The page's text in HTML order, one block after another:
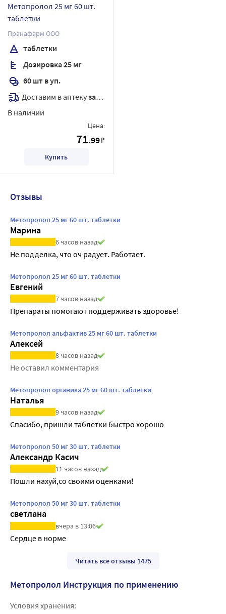
Метопролол 25 мг 60 шт.
таблетки
Пранафарм ООО
таблетки
Дозировка 25 мг
60 шт в уп.
Доставим в аптекузавтра
В наличии
Цена:
71.99₽
Купить
Отзывы
Метопролол 25 мг 60 шт. таблетки
Марина
6 часов назад
Не подделка, что оч радует. Работает.
Метопролол 25 мг 60 шт. таблетки
Евгений
7 часов назад
Препараты помогают поддерживать здоровье!
Метопролол альфактив 25 мг 60 шт. таблетки
Алексей
8 часов назад
Не оставил комментария
Метопролол органика 25 мг 60 шт. таблетки
Наталья
9 часов назад
Спасибо, пришли таблетки быстро хорошо
Метопролол 50 мг 30 шт. таблетки
Александр Касич
11 часов назад
Пошли нахуй,со своими оценками!
Метопролол 50 мг 30 шт. таблетки
светлана
вчера в 13:06
Сердце в норме
Читать все отзывы 1475
Метопролол Инструкция по применению
Условия хранения: